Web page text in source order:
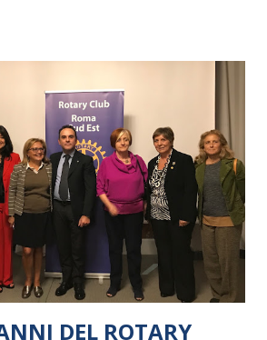
DEL ROTARY